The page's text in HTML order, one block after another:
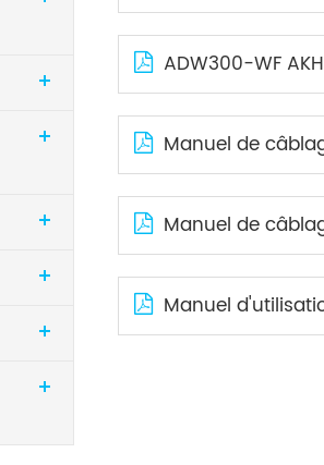
ADW300-WF AKH-
Manuel de câblage
Manuel de câblage
Manuel d'utilisation